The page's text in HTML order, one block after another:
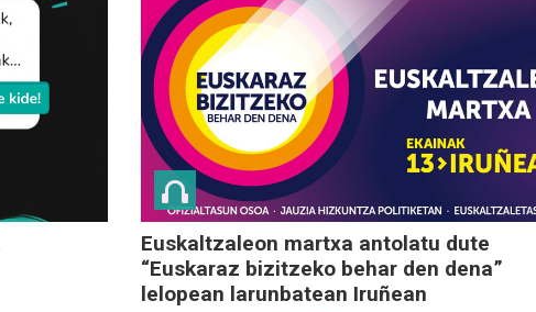
Euskaltzaleon martxa antolatu dute
“Euskaraz bizitzeko behar den dena”
lelopean larunbatean Iruñean